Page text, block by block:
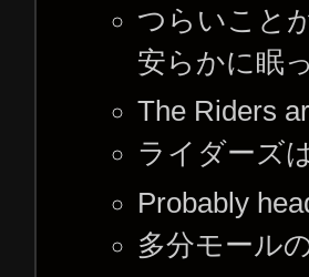
つらいこと
安らかに眠
The Riders
ライダーズ
Probably
多分モール